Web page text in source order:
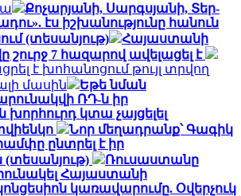
Քոչարյանի, Սարգսյանի, Տեր-
էս իշխանությունը հանուն
(տեսանյութ)
Հայաստանի
շուրջ 7 հազարով ավելացել է
է խոհանոցում թույլ տրվող
մասին
Եթե նման
ՌԴ-ն իր
խորհուրդ կտա չայցելել
Նոր մեղադրանք՝ Գագիկ
ընտրել է իր
Ռուսաստանը
Հայաստանի
կառավարումը. Օվերչուկ